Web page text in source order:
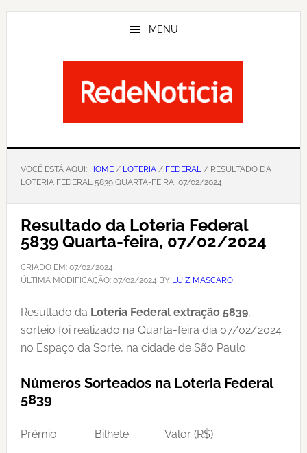
Skip
MENU
VOCÊ ESTÁ AQUI: HOME/ LOTERIA/ FEDERAL/ RESULTADO DA
LOTERIA FEDERAL 5839 QUARTA-FEIRA, 07/02/2024
Resultado da Loteria Federal
5839 Quarta-feira, 07/02/2024
CRIADO EM: 07/02/2024,
ÚLTIMA MODIFICAÇÃO: 07/02/2024 BY LUIZ MASCARO
Resultado da Loteria Federal extração 5839,
sorteio foi realizado na Quarta-feira dia 07/02/2024
no Espaço da Sorte, na cidade de São Paulo:
Números Sorteados na Loteria Federal
5839
Prêmio Bilhete Valor (R$)